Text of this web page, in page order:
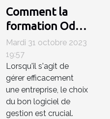
Comment la
formation Odoo
ERP peut
améliorer votre
entreprise
Mardi 31 octobre 2023
19:57
Lorsqu'il s'agit de
gérer efficacement
une entreprise, le choix
du bon logiciel de
gestion est crucial.